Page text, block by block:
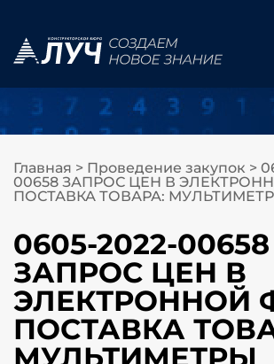
Главная > Проведение закупок >
00658 ЗАПРОС ЦЕН В
ПОСТАВКА ТОВАРА:
0605-2022-00658
ЗАПРОС ЦЕН В
ЭЛЕКТРОННОЙ
ПОСТАВКА